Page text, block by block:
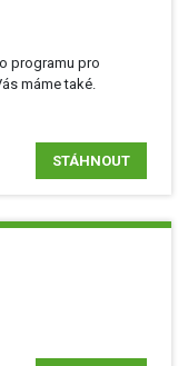
programu pro
máme také.
STÁHNOUT